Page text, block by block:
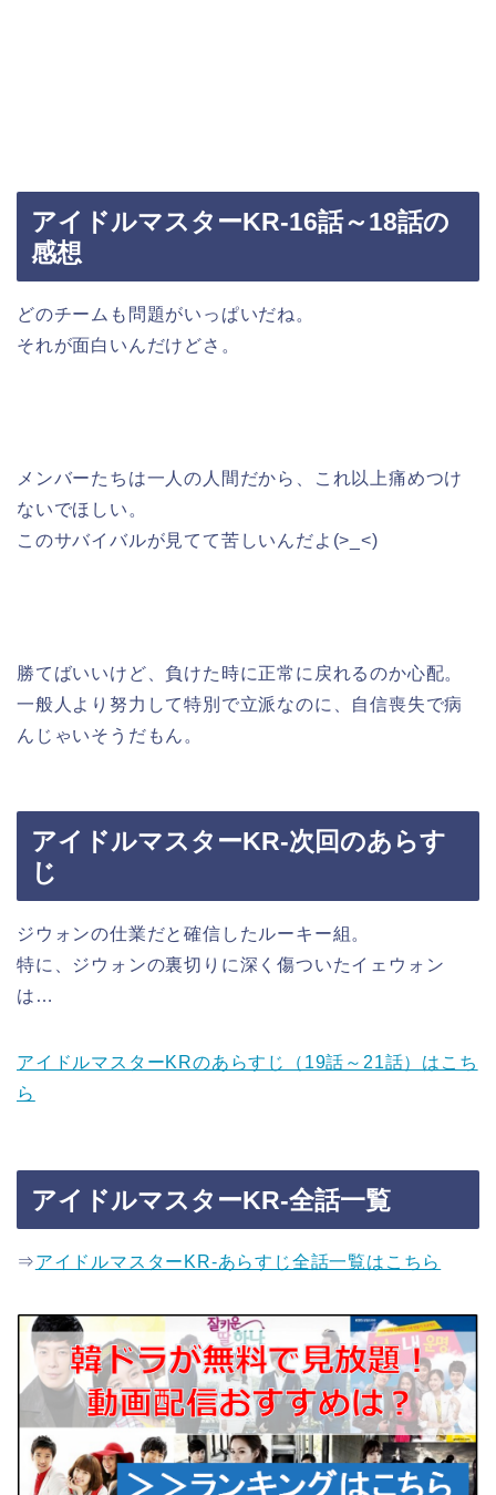
アイドルマスターKR-16話～18話の
感想
どのチームも問題がいっぱいだね。
それが面白いんだけどさ。
メンバーたちは一人の人間だから、これ以上痛めつけ
ないでほしい。
このサバイバルが見てて苦しいんだよ(>_<)
勝てばいいけど、負けた時に正常に戻れるのか心配。
一般人より努力して特別で立派なのに、自信喪失で病
んじゃいそうだもん。
アイドルマスターKR-次回のあらす
じ
ジウォンの仕業だと確信したルーキー組。
特に、ジウォンの裏切りに深く傷ついたイェウォン
は…
アイドルマスターKRのあらすじ（19話～21話）はこち
ら
アイドルマスターKR-全話一覧
⇒アイドルマスターKR-あらすじ全話一覧はこちら